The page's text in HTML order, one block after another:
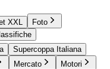
XXL
Foto
Supercoppa Italiana
Mercato
Motori